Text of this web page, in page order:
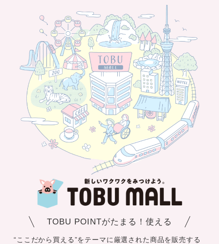
TOBU POINTがたまる！使える
“ここだから買える”をテーマに厳選された商品を販売する